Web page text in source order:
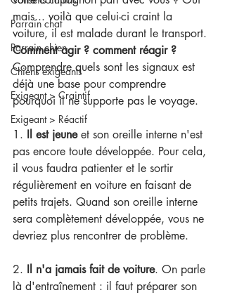
Parrain chat
Parrain chien
Chiens exigeants
Exigeant > Craintif
Exigeant > Réactif
mais... voilà que celui-ci craint la
voiture, il est malade durant le transport.
Comment agir ? comment réagir ?
Comprendre quels sont les signaux est
déjà une base pour comprendre
pourquoi il ne supporte pas le voyage.
1. Il est jeune et son oreille interne n'est
pas encore toute développée. Pour cela,
il vous faudra patienter et le sortir
régulièrement en voiture en faisant de
petits trajets. Quand son oreille interne
sera complètement développée, vous ne
devriez plus rencontrer de problème.
2. Il n'a jamais fait de voiture. On parle
là d'entraînement : il faut préparer son